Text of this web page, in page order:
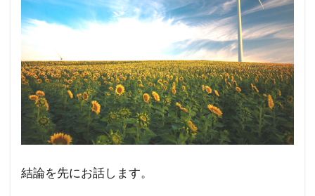
には
どう
らい
い
の？
1.4
波動
を上
と素
晴ら
結論を先にお話します。